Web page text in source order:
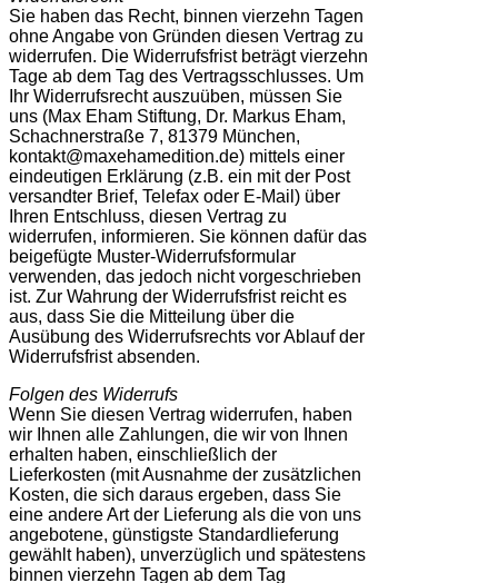
Sie haben das Recht, binnen vierzehn Tagen
ohne Angabe von Gründen diesen Vertrag zu
widerrufen. Die Widerrufsfrist beträgt vierzehn
Tage ab dem Tag des Vertragsschlusses. Um
Ihr Widerrufsrecht auszuüben, müssen Sie
uns (Max Eham Stiftung, Dr. Markus Eham,
Schachnerstraße 7, 81379 München,
kontakt@maxehamedition.de) mittels einer
eindeutigen Erklärung (z.B. ein mit der Post
versandter Brief, Telefax oder E-Mail) über
Ihren Entschluss, diesen Vertrag zu
widerrufen, informieren. Sie können dafür das
beigefügte Muster-Widerrufsformular
verwenden, das jedoch nicht vorgeschrieben
ist. Zur Wahrung der Widerrufsfrist reicht es
aus, dass Sie die Mitteilung über die
Ausübung des Widerrufsrechts vor Ablauf der
Widerrufsfrist absenden.
Folgen des Widerrufs
Wenn Sie diesen Vertrag widerrufen, haben
wir Ihnen alle Zahlungen, die wir von Ihnen
erhalten haben, einschließlich der
Lieferkosten (mit Ausnahme der zusätzlichen
Kosten, die sich daraus ergeben, dass Sie
eine andere Art der Lieferung als die von uns
angebotene, günstigste Standardlieferung
gewählt haben), unverzüglich und spätestens
binnen vierzehn Tagen ab dem Tag